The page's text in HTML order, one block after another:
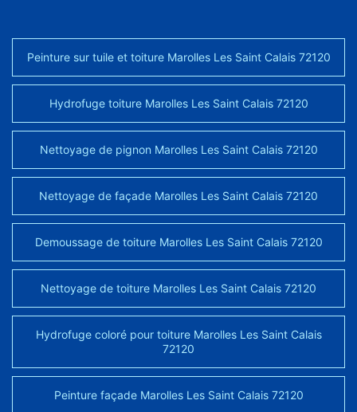
Peinture sur tuile et toiture Marolles Les Saint Calais 72120
Hydrofuge toiture Marolles Les Saint Calais 72120
Nettoyage de pignon Marolles Les Saint Calais 72120
Nettoyage de façade Marolles Les Saint Calais 72120
Demoussage de toiture Marolles Les Saint Calais 72120
Nettoyage de toiture Marolles Les Saint Calais 72120
Hydrofuge coloré pour toiture Marolles Les Saint Calais
72120
Peinture façade Marolles Les Saint Calais 72120